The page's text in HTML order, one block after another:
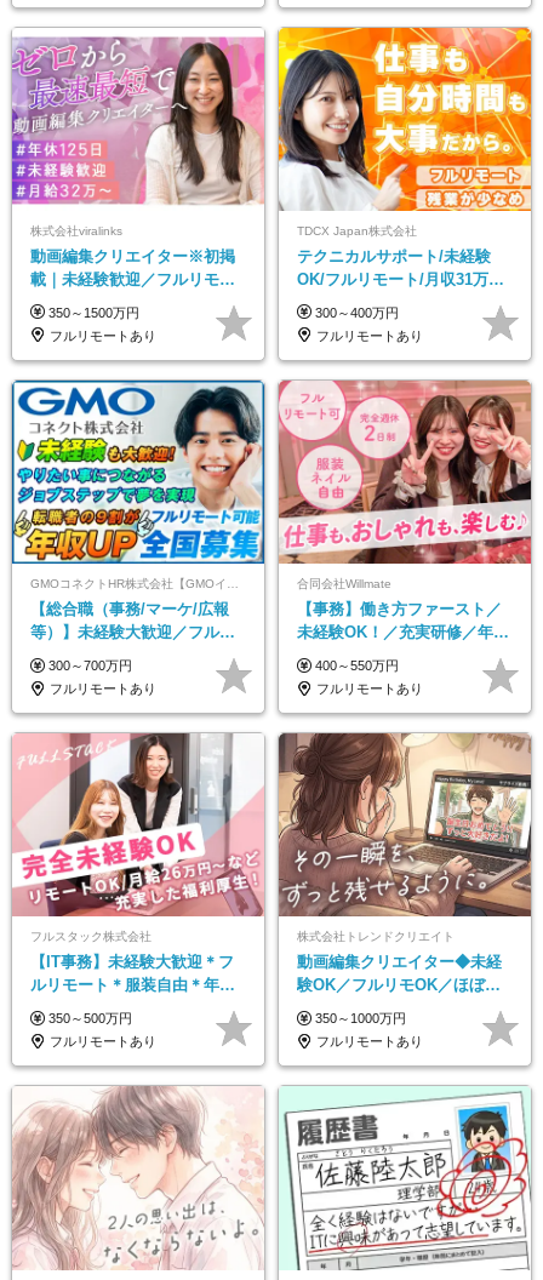
株式会社viralinks
動画編集クリエイター※初掲
載｜未経験歓迎／フルリモー
トOK／月給32万＋賞与
350～1500万円
フルリモートあり
TDCX Japan株式会社
テクニカルサポート/未経験
OK/フルリモート/月収31万円
可/月最大3万のインセンティ
ブ支給/平均年齢33歳
300～400万円
フルリモートあり
【総合職（事務/マーケ/広報
等）】未経験大歓迎／フルリ
モ可で全国募集！年収アップ
多数★年休最大130日★
300～700万円
フルリモートあり
合同会社Willmate
【事務】働き方ファースト／
未経験OK！／充実研修／年休
127日～／残業なし／平均20代
／リモートOK
400～550万円
フルリモートあり
フルスタック株式会社
【IT事務】未経験大歓迎＊フ
ルリモート＊服装自由＊年休
125日以上＊残業なし＊月給26
万円以上
350～500万円
フルリモートあり
株式会社トレンドクリエイト
動画編集クリエイター◆未経
験OK／フルリモOK／ほぼ定
時帰り／年間休日125日／髪・
服・ネイル自由／副業OK
350～1000万円
フルリモートあり